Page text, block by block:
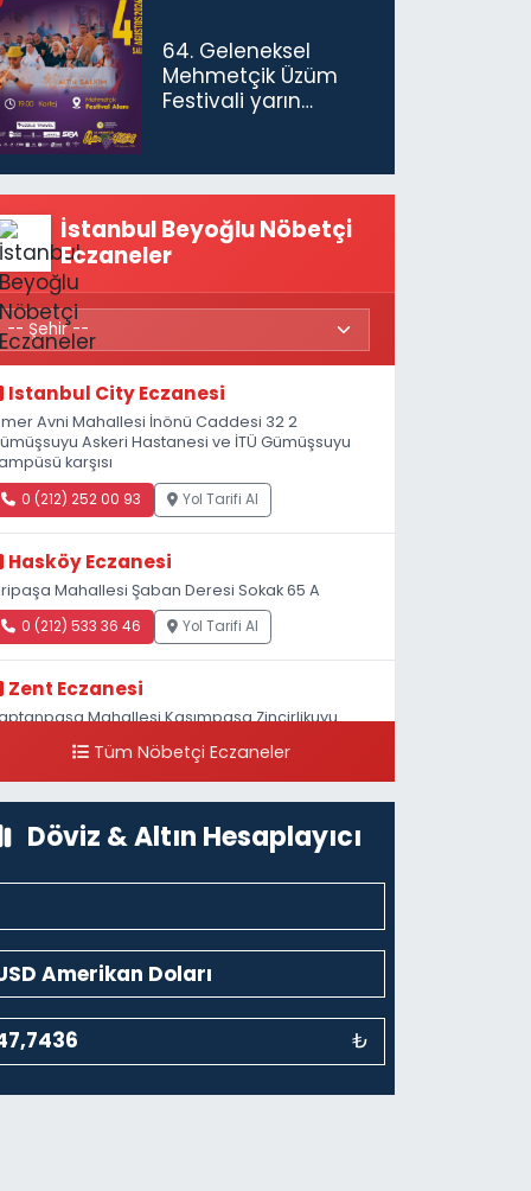
64. Geleneksel
Mehmetçik Üzüm
Festivali yarın
İstanbul Beyoğlu Nöbetçi
Eczaneler
Istanbul City Eczanesi
Avni Mahallesi İnönü Caddesi 32 2
Askeri Hastanesi ve İTÜ Gümüşsuyu
karşısı
0 (212) 252 00 93 Yol Tarifi Al
Hasköy Eczanesi
Mahallesi Şaban Deresi Sokak 65 A
0 (212) 533 36 46 Yol Tarifi Al
Zent Eczanesi
Mahallesi Kasımpaşa Zincirlikuyu
Tüm Nöbetçi Eczaneler
Döviz & Altın Hesaplayıcı
₺